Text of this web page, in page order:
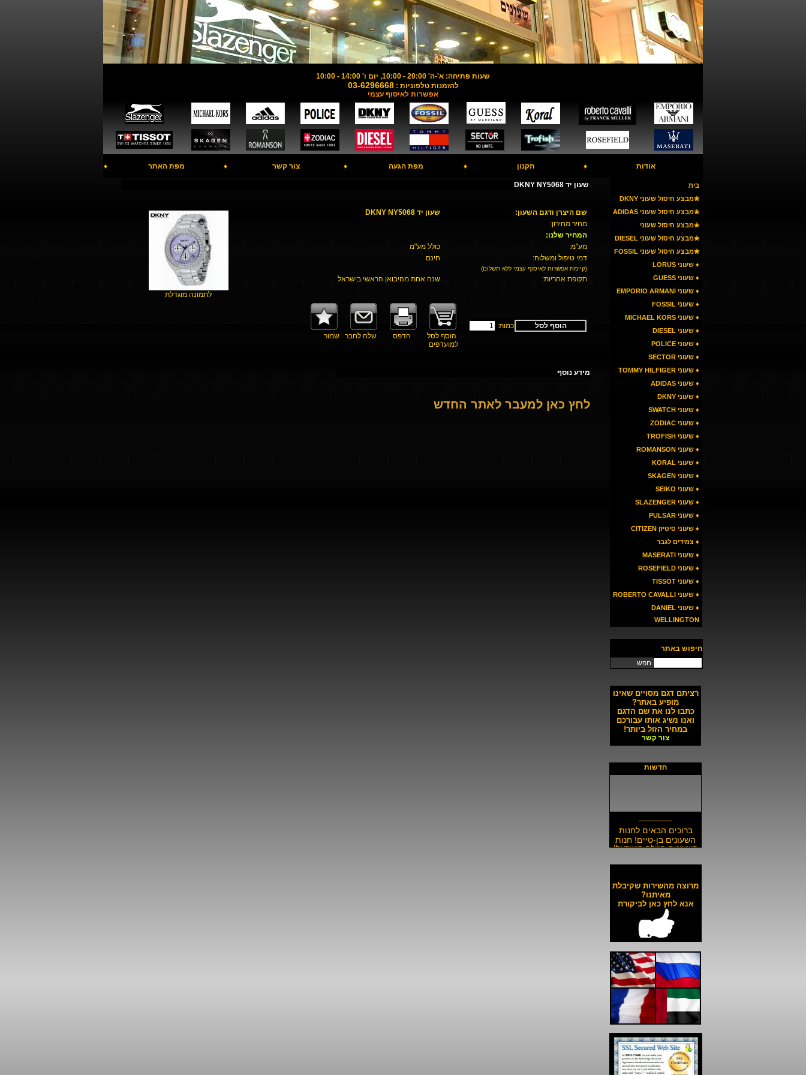
שעות פתיחה: א'-ה' 20:00 - 10:00, יום ו' 14:00 - 10:00
להזמנות טלפוניות :03-6296668
אפשרות לאיסוף עצמי
אודות ♦ תקנון ♦ מפת הגעה ♦ צור קשר ♦ מפת האתר ♦
בית
✬מבצע חיסול שעוני DKNY
✬מבצע חיסול שעוני ADIDAS
✬מבצע חיסול שעוני
ARMANI
✬מבצע חיסול שעוני DIESEL
✬מבצע חיסול שעוני FOSSIL
♦ שעוני LORUS
♦ שעוני GUESS
♦ שעוני EMPORIO ARMANI
♦ שעוני FOSSIL
♦ שעוני MICHAEL KORS
♦ שעוני DIESEL
♦ שעוני POLICE
♦ שעוני SECTOR
♦ שעוני TOMMY HILFIGER
♦ שעוני ADIDAS
♦ שעוני DKNY
♦ שעוני SWATCH
♦ שעוני ZODIAC
♦ שעוני TROFISH
♦ שעוני ROMANSON
♦ שעוני KORAL
♦ שעוני SKAGEN
♦ שעוני SEIKO
♦ שעוני SLAZENGER
♦ שעוני PULSAR
♦ שעוני סיטיזן CITIZEN
♦ צמידים לגבר
♦ שעוני MASERATI
♦ שעוני ROSEFIELD
♦ שעוני TISSOT
♦ שעוני ROBERTO CAVALLI
♦ שעוני DANIEL
WELLINGTON
חיפוש באתר
חפש
רציתם דגם מסויים שאינו
מופיע באתר?
כתבו לנו את שם הדגם
ואנו נשיג אותו עבורכם
במחיר הזול ביותר!
צור קשר
חדשות
_______
ברוכים הבאים לחנות
השעונים בן-טיים! חנות
השעונים הזולה בישראל!
__________________
כל השעונים באתר עד 6
תשלומים ללא ריבית!
__________________
האתר מאובטח בהצפנת
SSL מתקדמת
מרוצה מהשירות שקיבלת
מאיתנו?
אנא לחץ כאן לביקורת
שעון יד DKNY NY5068
שם היצרן ודגם השעון:
שעון יד DKNY NY5068
מחיר מחירון:
המחיר שלנו:
מע"מ:
כולל מע"מ
דמי טיפול ומשלוח:
חינם
(קיימת אפשרות לאיסוף עצמי ללא תשלום)
תקופת אחריות: שנה אחת מהיבואן הראשי בישראל
הוסף לסל
כמות:
הוסף לסל
הדפס שלח לחבר שמור
למועדפים
לתמונה מוגדלת
מידע נוסף
לחץ כאן למעבר לאתר החדש